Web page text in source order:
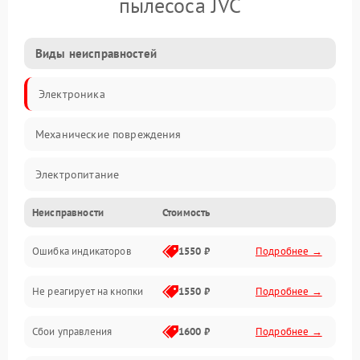
Виды неисправностей
Электроника
Механические повреждения
Электропитание
Механика
Аккумулятор
Работа системы
Всасывание
Неисправности Стоимость
Ошибка индикаторов 1550 ₽ Подробнее →
Не реагирует на кнопки 1550 ₽ Подробнее →
Сбои управления 1600 ₽ Подробнее →